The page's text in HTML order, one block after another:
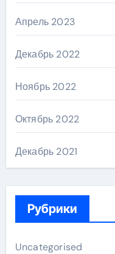
Апрель 2023
Декабрь 2022
Ноябрь 2022
Октябрь 2022
Декабрь 2021
Рубрики
Uncategorised